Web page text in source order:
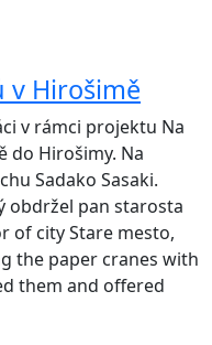
v Hirošimě
v rámci projektu Na
do Hirošimy. Na
Sadako Sasaki.
obdržel pan starosta
of city Stare mesto,
the paper cranes with
them and offered